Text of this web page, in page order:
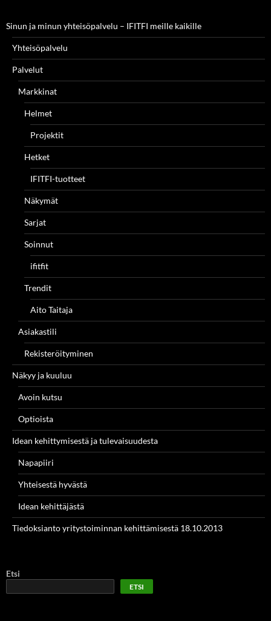
Sinun ja minun yhteisöpalvelu – IFITFI meille kaikille
Yhteisöpalvelu
Palvelut
Markkinat
Helmet
Projektit
Hetket
IFITFI-tuotteet
Näkymät
Sarjat
Soinnut
ifitfit
Trendit
Aito Taitaja
Asiakastili
Rekisteröityminen
Näkyy ja kuuluu
Avoin kutsu
Optioista
Idean kehittymisestä ja tulevaisuudesta
Napapiiri
Yhteisestä hyvästä
Idean kehittäjästä
Tiedoksianto yritystoiminnan kehittämisestä 18.10.2013
Etsi
ETSI